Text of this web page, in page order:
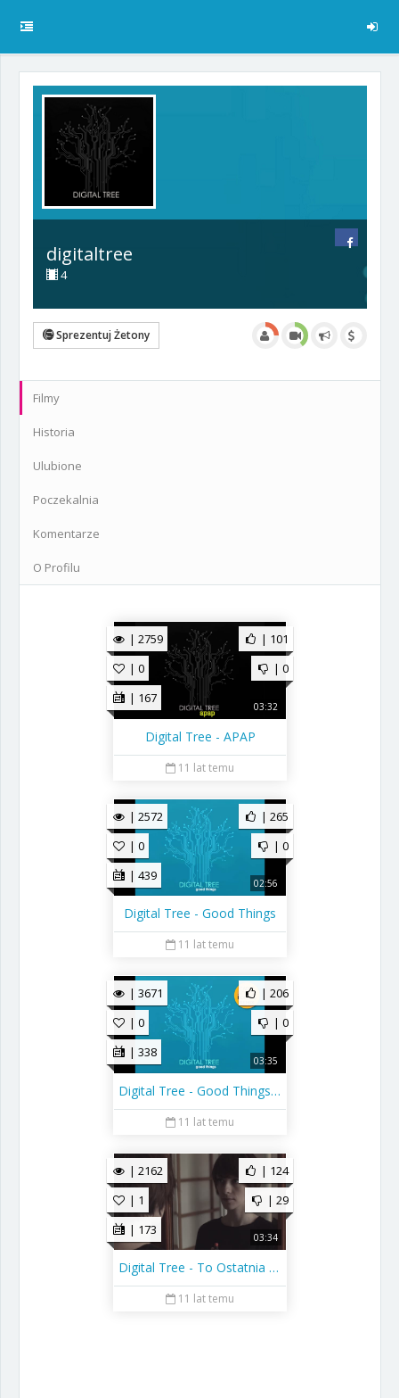
digitaltree
4
Sprezentuj Żetony
Filmy
Historia
Ulubione
Poczekalnia
Komentarze
O Profilu
| 2759
| 0
| 167
| 101
| 0
03:32
Digital Tree - APAP
11 lat temu
| 2572
| 0
| 439
| 265
| 0
02:56
Digital Tree - Good Things
11 lat temu
| 3671
| 0
| 338
| 206
| 0
03:35
Digital Tree - Good Things Remix
11 lat temu
| 2162
| 1
| 173
| 124
| 29
03:34
Digital Tree - To Ostatnia Niedziela
11 lat temu